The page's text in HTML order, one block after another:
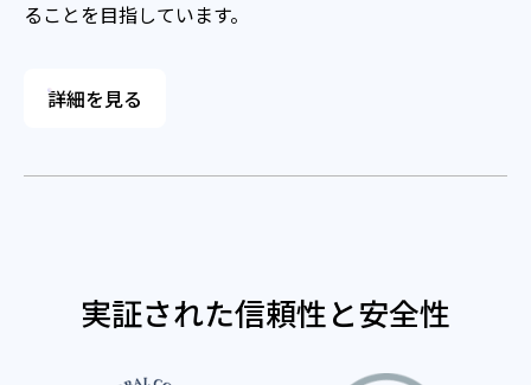
ることを目指しています。
詳細を見る
実証された信頼性と安全性